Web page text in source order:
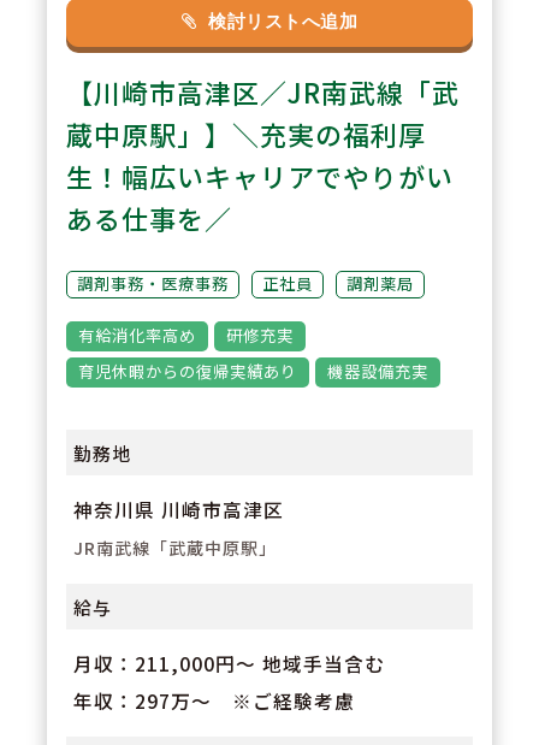
検討リストへ追加
【川崎市高津区／JR南武線「武
蔵中原駅」】＼充実の福利厚
生！幅広いキャリアでやりがい
ある仕事を／
調剤事務・医療事務 正社員 調剤薬局
有給消化率高め
研修充実
育児休暇からの復帰実績あり
機器設備充実
勤務地
神奈川県 川崎市高津区
JR南武線「武蔵中原駅」
給与
月収：211,000円～ 地域手当含む
年収：297万～ ※ご経験考慮